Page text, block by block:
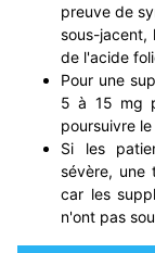
preuve de
sous-jacent,
de l'acide
Pour une
5 à 15 mg
poursuivre
Si les
sévère, une
car les
n'ont pas